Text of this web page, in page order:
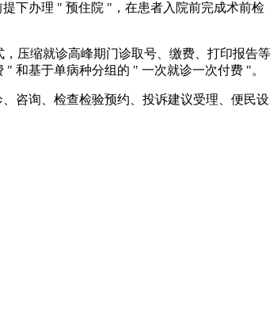
下办理 " 预住院 "，在患者入院前完成术前检
压缩就诊高峰期门诊取号、缴费、打印报告等
和基于单病种分组的 " 一次就诊一次付费 "。
咨询、检查检验预约、投诉建议受理、便民设